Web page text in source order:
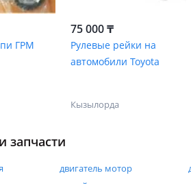
ГРМ
75 000 ₸
Рулевые рейки на
автомобили Toyota
Кызылорда
запчасти
двигатель мотор